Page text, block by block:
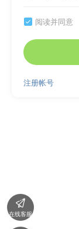
 阅读并同意
注册帐号

在线客服